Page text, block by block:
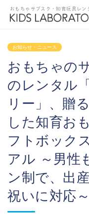
おもちゃサブスク・知育玩具レン
お知らせ・ニュース
おもちゃの
のレンタル
リー」、贈
した知育お
フトボック
アル ～男性
ン制で、出
祝いに対応～